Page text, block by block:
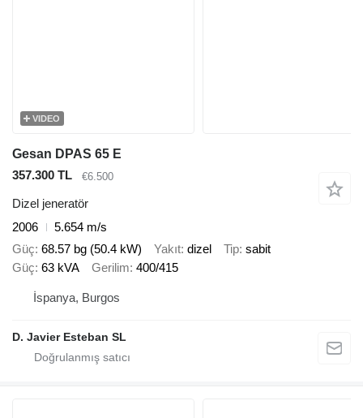
VIDEO
Gesan DPAS 65 E
357.300 TL
€6.500
Dizel jeneratör
2006
5.654 m/s
Güç 68.57 bg (50.4 kW) Yakıt dizel Tip sabit
Güç 63 kVA Gerilim 400/415
İspanya, Burgos
D. Javier Esteban SL